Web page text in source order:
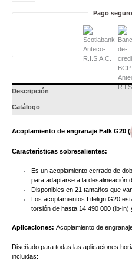
Pago
Descripción
Catálogo
Acoplamiento de engranaje Falk G20 (
Características sobresalientes:
Es un acoplamiento cerrado de
para adaptarse a la desalineación
Disponibles en 21 tamaños que
Los acoplamientos Lifelign G20
torsión de hasta 14 490 000 (lb-in)
Aplicaciones: Acoplamiento de
Diseñado para todas las aplicaciones
incluidas: